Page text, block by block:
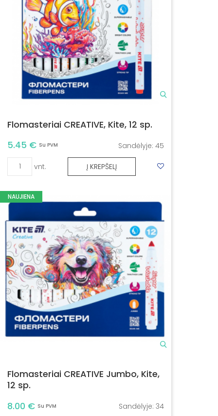
Flomasteriai CREATIVE, Kite, 12 sp.
5.45 € Su PVM Sandėlyje: 45
vnt. Į KREPŠELĮ
NAUJIENA
Flomasteriai CREATIVE Jumbo, Kite,
12 sp.
8.00 € Su PVM Sandėlyje: 34